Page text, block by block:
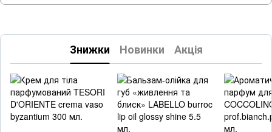
Знижки Новинки Акція